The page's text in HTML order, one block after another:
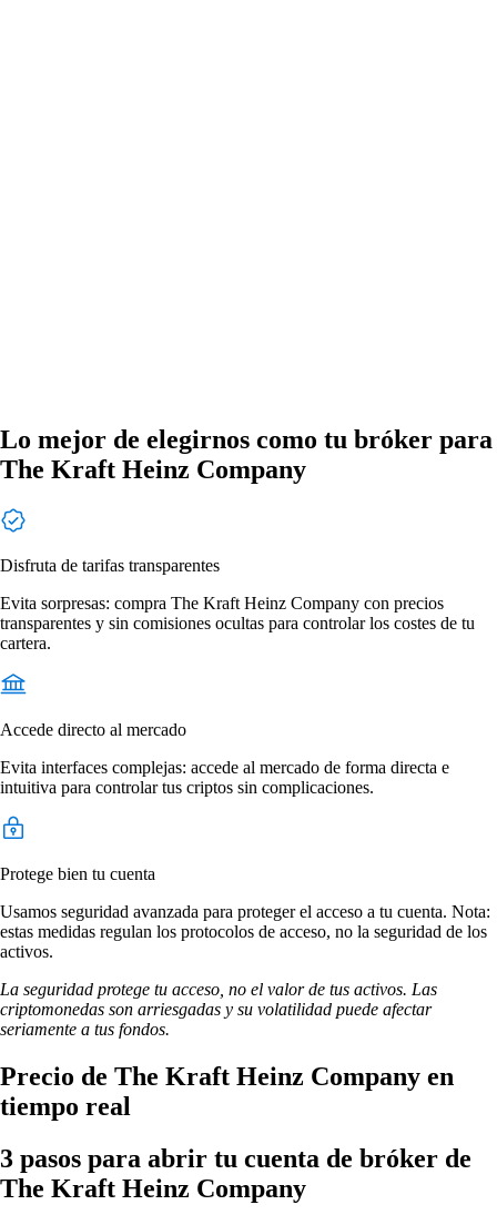
Lo mejor de elegirnos como tu bróker para
The Kraft Heinz Company
Disfruta de tarifas transparentes
Evita sorpresas: compra The Kraft Heinz Company con precios
transparentes y sin comisiones ocultas para controlar los costes de tu
cartera.
Accede directo al mercado
Evita interfaces complejas: accede al mercado de forma directa e
intuitiva para controlar tus criptos sin complicaciones.
Protege bien tu cuenta
Usamos seguridad avanzada para proteger el acceso a tu cuenta. Nota:
estas medidas regulan los protocolos de acceso, no la seguridad de los
activos.
La seguridad protege tu acceso, no el valor de tus activos. Las
criptomonedas son arriesgadas y su volatilidad puede afectar
seriamente a tus fondos.
Precio de The Kraft Heinz Company en
tiempo real
3 pasos para abrir tu cuenta de bróker de
The Kraft Heinz Company